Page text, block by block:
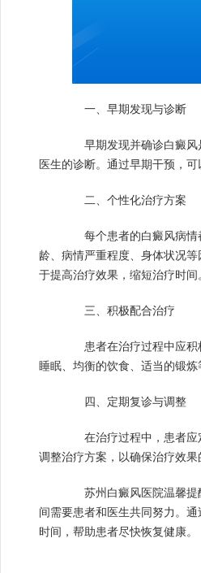
一、早期发现与诊断
早期发现并确诊白癜风
医生的诊断。通过早期干预，
二、个性化治疗方案
每个患者的白癜风病情
龄、病情严重程度、身体状况
于提高治疗效果，缩短治疗时间
三、积极配合治疗
患者在治疗过程中应积
睡眠、均衡的饮食、适当的锻
四、定期复诊与调整
在治疗过程中，患者应
调整治疗方案，以确保治疗效果
苏州白癜风医院温馨提醒
间需要患者和医生共同努力。
时间，帮助患者尽快恢复健康。